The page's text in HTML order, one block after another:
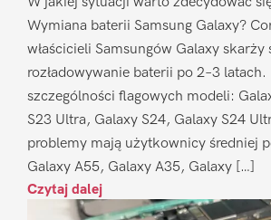
Wymiana baterii Samsung Galaxy?
właścicieli Samsungów Galaxy skarży
rozładowywanie baterii po 2–3
szczególności flagowych modeli:
S23 Ultra, Galaxy S24, Galaxy S24
problemy mają użytkownicy średniej
Galaxy A55, Galaxy A35, Galaxy […]
Czytaj dalej